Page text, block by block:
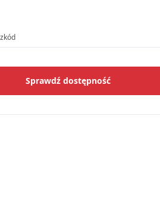
Sprawdź dostępność